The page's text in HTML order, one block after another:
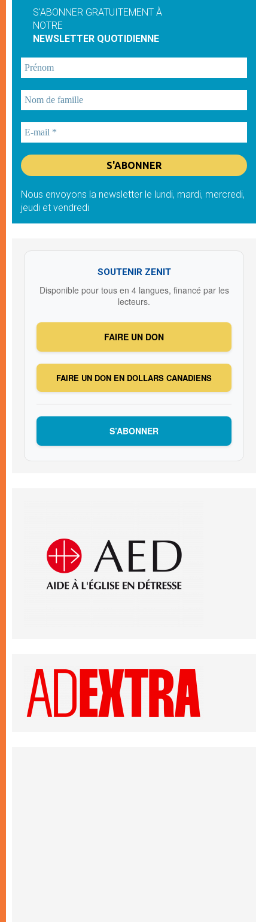
S'ABONNER GRATUITEMENT À
NOTRE
NEWSLETTER QUOTIDIENNE
Nous envoyons la newsletter le lundi, mardi, mercredi,
jeudi et vendredi
SOUTENIR ZENIT
Disponible pour tous en 4 langues, financé par les
lecteurs.
FAIRE UN DON
FAIRE UN DON EN DOLLARS CANADIENS
S’ABONNER